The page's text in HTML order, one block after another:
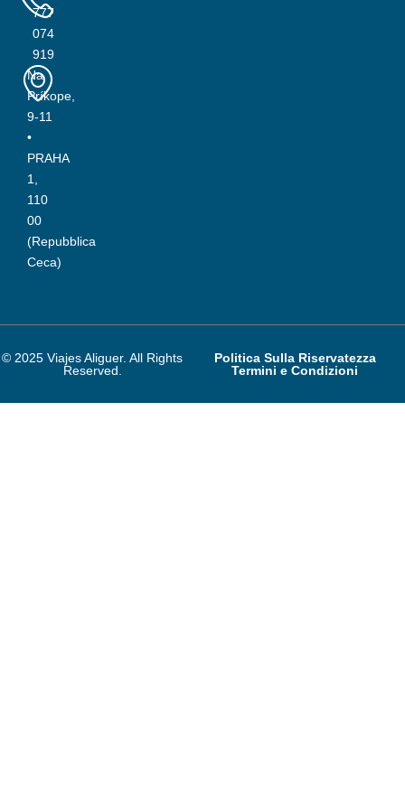
777
074
919
Na
Príkope,
9-11
•
PRAHA
1,
110
00
(Repubblica
Ceca)
© 2025 Viajes Aliguer. All Rights
Reserved.
Politica Sulla Riservatezza
Termini e Condizioni